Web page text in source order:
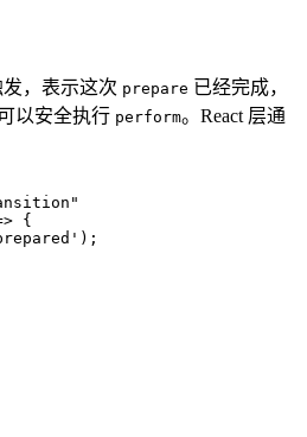
，表示这次 prepare 已经完成，
以安全执行 perform。React 层通
"
{
' ) ;